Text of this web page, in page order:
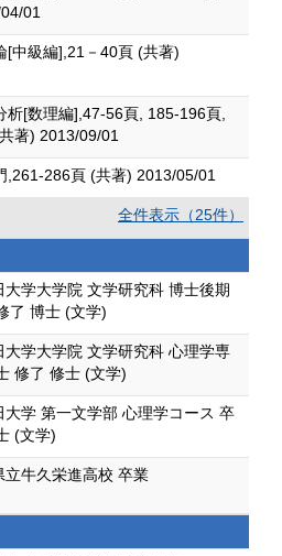
01
[中級編],21－40頁 (共著)
析[数理編],47-56頁, 185-196頁,
著) 2013/09/01
,261-286頁 (共著) 2013/05/01
全件表示（25件）
大学大学院 文学研究科 博士後期
了 博士 (文学)
大学大学院 文学研究科 心理学専
修了 修士 (文学)
大学 第一文学部 心理学コース 卒
(文学)
立牛久栄進高校 卒業